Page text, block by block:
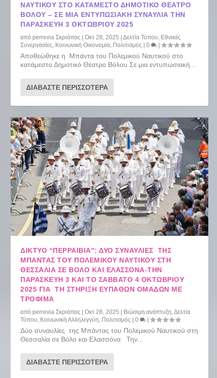
ΝΑΥΤΙΚΟΎ ΣΤΟ ΚΑΤΆΜΕΣΤΟ ΔΗΜΟΤΙΚΌ ΘΈΑΤΡΟ
ΒΌΛΟΥ – ΣΕ ΜΙΑ ΕΝΤΥΠΩΣΙΑΚΉ ΣΥΝΑΥΛΊΑ ΤΗΝ
ΠΑΡΑΣΚΕΥΉ 3 ΟΚΤΩΒΡΊΟΥ 2025
απόperrevia Σκριάπας |Οκτ 28, 2025 |Δελτία Τύπου, Εθνικές
Συνεργασίες, Κοινωνική Οικονομία, Πολιτισμός |0 |
Αποθεώθηκε η Μπάντα του Πολεμικού Ναυτικού στο
κατάμεστο Δημοτικό Θέατρο Βόλου Σε μια εντυπωσιακή...
ΔΙΑΒΆΣΤΕ ΠΕΡΙΣΣΌΤΕΡΑ
ΔΙΚΤΥΟ “ΠΕΡΡΑΙΒΙΑ”: ΔΎΟ ΣΥΝΑΥΛΊΕΣ ΤΗΣ
ΜΠΆΝΤΑΣ ΤΟΥ ΠΟΛΕΜΙΚΟΎ ΝΑΥΤΙΚΟΎ ΣΤΗ
ΘΕΣΣΑΛΊΑ ΣΕ ΒΌΛΟ ΚΑΙ ΕΛΑΣΣΌΝΑ-ΤΗΝ
ΠΑΡΑΣΚΕΥΉ 3 ΚΑΙ ΤΟ ΣΆΒΒΑΤΟ 4 ΟΚΤΩΒΡΊΟΥ
2025 ΓΙΑ ΤΗ ΣΤΉΡΙΞΗ ΕΥΠΑΘΏΝ ΟΜΆΔΩΝ ΜΕ
ΤΡΌΦΙΜΑ
απόperrevia Σκριάπας |Οκτ 28, 2025 Βιώσιμη ανάπτυξη,Δελτία
Τύπου, Κοινωνική Αλληλεγγύη, Πολιτισμός |0 |
Δύο συναυλίες της Μπάντας του Πολεμικού Ναυτικού στη
Θεσσαλία σε Βόλο και Ελασσόνα Την...
ΔΙΑΒΆΣΤΕ ΠΕΡΙΣΣΌΤΕΡΑ